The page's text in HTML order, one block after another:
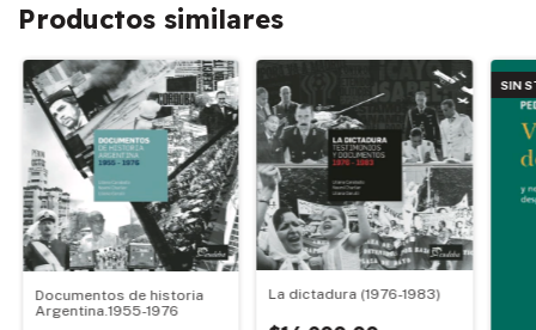
Productos similares
Documentos de historia
Argentina.1955-1976
La dictadura (1976-1983)
SIN